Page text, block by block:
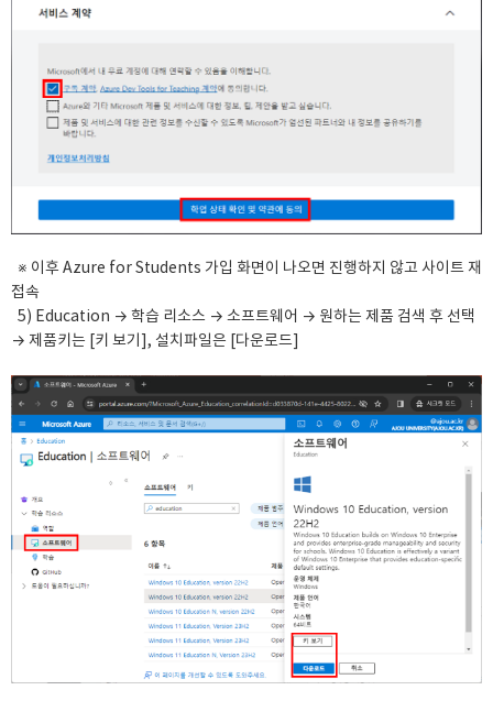
※ 이후 Azure for Students 가입 화면이 나오면 진행하지 않고 사이트 재
접속
5) Education → 학습 리소스 → 소프트웨어 → 원하는 제품 검색 후 선택
→ 제품키는 [키 보기], 설치파일은 [다운로드]